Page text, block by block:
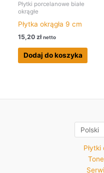
Płytki porcelanowe białe
okrągłe
Płytka okrągła 9 cm
15,20zł netto
Dodaj do koszyka